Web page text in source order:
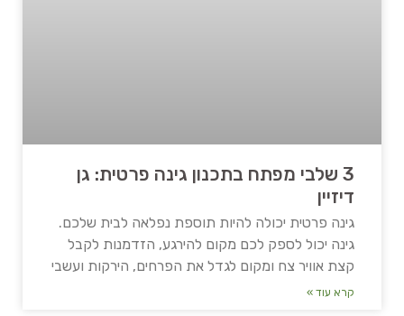
3 שלבי מפתח בתכנון גינה פרטית: גן
דיזיין
גינה פרטית יכולה להיות תוספת נפלאה לבית שלכם.
גינה יכול לספק לכם מקום להירגע, הזדמנות לקבל
קצת אוויר צח ומקום לגדל את הפרחים, הירקות ועשבי
קרא עוד »